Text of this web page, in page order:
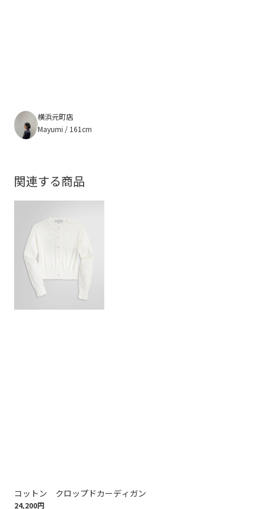
横浜元町店
Mayumi / 161cm
関連する商品
コットン クロップドカーディガン
24,200円